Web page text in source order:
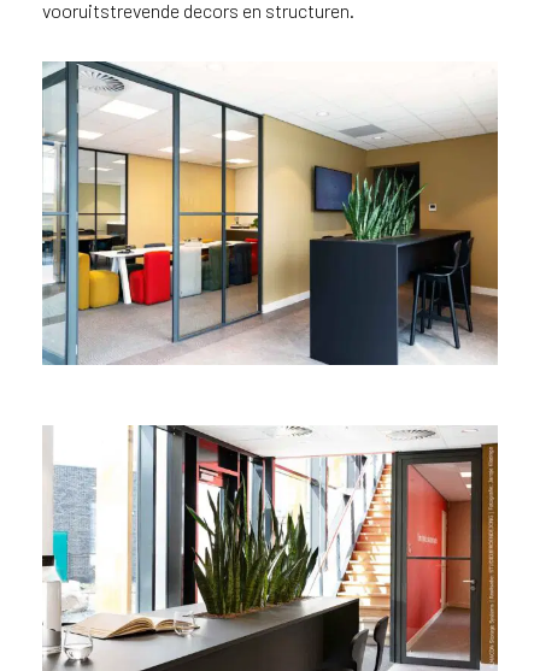
vooruitstrevende decors en structuren.
Maatwerk in kantoor in HM07
Piombo. Ontwerp
STUDIOJEROENDEJONG